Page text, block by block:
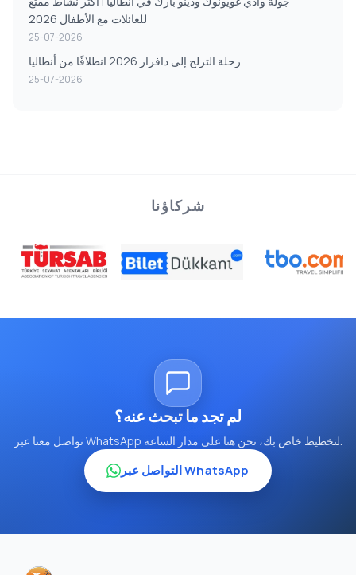
للعائلات مع الأطفال 2026
25-07-2026
رحلة التزلج إلى دافراز 2026 انطلاقًا من أنطاليا
25-07-2026
شركاؤنا
لم تجد ما تبحث عنه؟
تواصل معنا عبر WhatsApp لتخطيط خاص بك، نحن هنا على مدار الساعة.
التواصل عبر WhatsApp